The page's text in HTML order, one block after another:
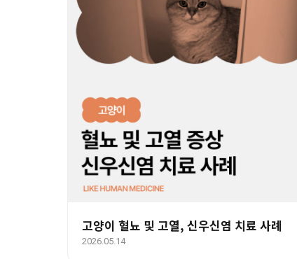
고양이 혈뇨 및 고열, 신우신염 치료 사례
2026.05.14